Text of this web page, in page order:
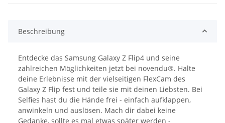
Beschreibung
Entdecke das Samsung Galaxy Z Flip4 und seine
zahlreichen Möglichkeiten jetzt bei novendu®. Halte
deine Erlebnisse mit der vielseitigen FlexCam des
Galaxy Z Flip fest und teile sie mit deinen Liebsten. Bei
Selfies hast du die Hände frei - einfach aufklappen,
anwinkeln und auslösen. Mach dir dabei keine
Gedanke, sollte es mal etwas später werden -